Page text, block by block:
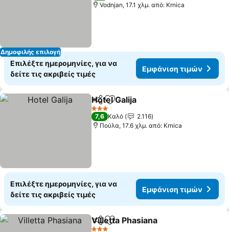
Δημοφιλής επιλογή
Vodnjan, 17.1 χλμ. από: Krnica
Επιλέξτε ημερομηνίες, για να
δείτε τις ακριβείς τιμές
Εμφάνιση τιμών
Κοινοποίηση
Προσθήκη στα αγαπημένα
Hotel Galija
3 Αστέρια
7,6 Καλό
2.116
Πούλα, 17.6 χλμ. από: Krnica
Επιλέξτε ημερομηνίες, για να
δείτε τις ακριβείς τιμές
Εμφάνιση τιμών
Κοινοποίηση
Προσθήκη στα αγαπημένα
Villetta Phasiana